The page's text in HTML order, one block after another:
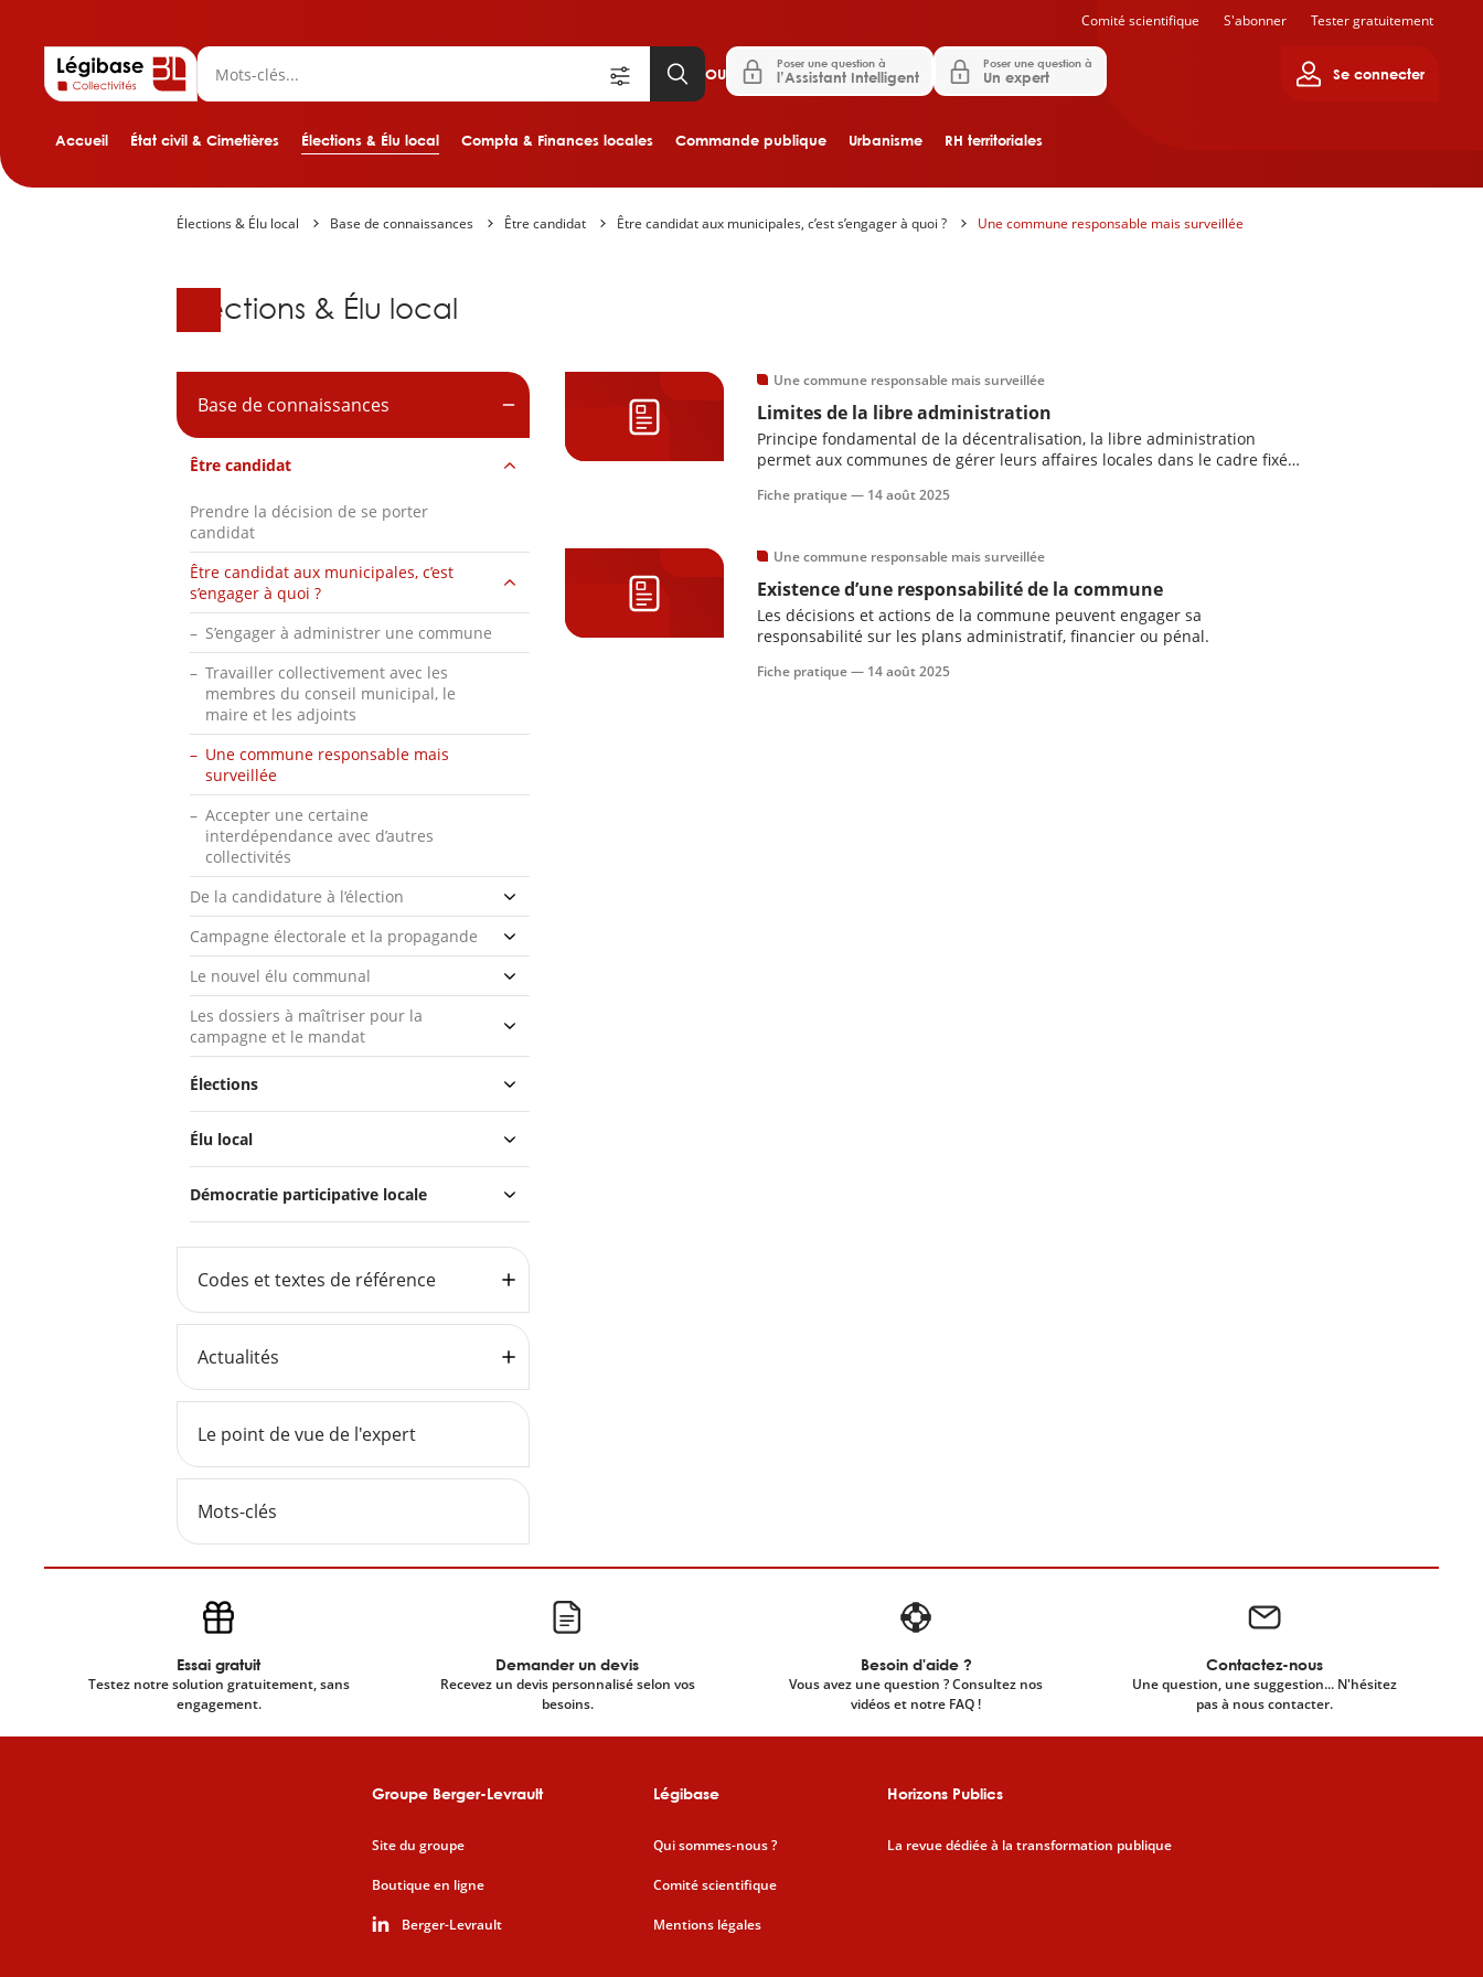
Aller au contenu principal
Accueil État civil & Cimetières Élections & Élu local Compta & Finances locales Commande publique Urbanisme RH territoriales
OU
Poser une question à
l’Assistant Intelligent
Poser une question à
Un expert Se connecter
Comité scientifique S'abonner Tester gratuitement
Élections & Élu local Base de connaissances Être candidat Être candidat aux municipales, c’est s’engager à quoi ? Une commune responsable mais surveillée
Base de connaissances
Élections & Élu local
Une commune responsable mais surveillée
Limites de la libre administration
Principe fondamental de la décentralisation, la libre administration
permet aux communes de gérer leurs affaires locales dans le cadre fixé
Fiche pratique — 14 août 2025
Une commune responsable mais surveillée
Existence d’une responsabilité de la commune
Les décisions et actions de la commune peuvent engager sa
responsabilité sur les plans administratif, financier ou pénal.
Fiche pratique — 14 août 2025
Base de connaissances
Être candidat
Prendre la décision de se porter
candidat
Être candidat aux municipales, c’est
s’engager à quoi ?
S’engager à administrer une commune
Travailler collectivement avec les
membres du conseil municipal, le
maire et les adjoints
Une commune responsable mais
surveillée
Accepter une certaine
interdépendance avec d’autres
collectivités
De la candidature à l’élection
Campagne électorale et la propagande
Le nouvel élu communal
Les dossiers à maîtriser pour la
campagne et le mandat
Élections
Élu local
Démocratie participative locale
Codes et textes de référence
Actualités
Le point de vue de l'expert
Mots-clés
Essai gratuit
Testez notre solution gratuitement, sans
engagement.
Demander un devis
Recevez un devis personnalisé selon vos
besoins.
Besoin d'aide ?
Vous avez une question ? Consultez nos
vidéos et notre FAQ !
Contactez-nous
Une question, une suggestion... N'hésitez
pas à nous contacter.
Groupe Berger-Levrault
Site du groupe
Boutique en ligne
Berger-Levrault
Légibase
Qui sommes-nous ?
Comité scientifique
Mentions légales
Horizons Publics
La revue dédiée à la transformation publique